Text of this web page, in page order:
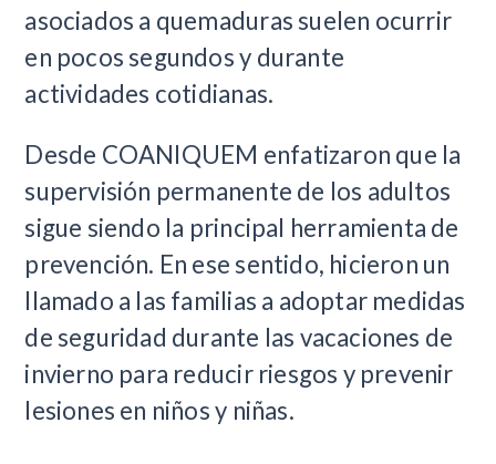
asociados a quemaduras suelen ocurrir
en pocos segundos y durante
actividades cotidianas.
Desde COANIQUEM enfatizaron que la
supervisión permanente de los adultos
sigue siendo la principal herramienta de
prevención. En ese sentido, hicieron un
llamado a las familias a adoptar medidas
de seguridad durante las vacaciones de
invierno para reducir riesgos y prevenir
lesiones en niños y niñas.